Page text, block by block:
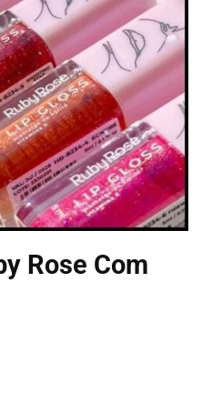
Rose Com